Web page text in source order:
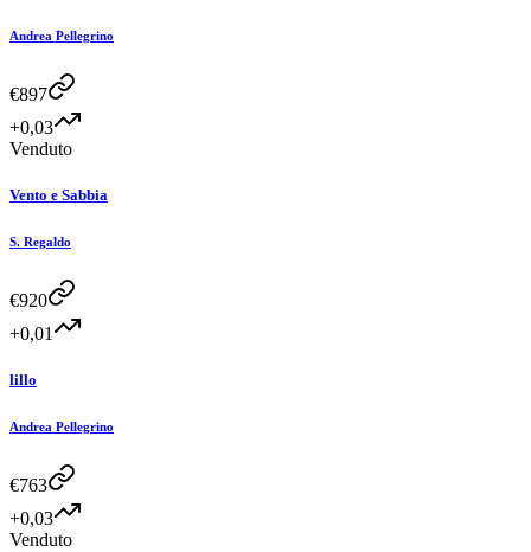
Andrea Pellegrino
€897
+0,03
Venduto
Vento e Sabbia
S. Regaldo
€920
+0,01
lillo
Andrea Pellegrino
€763
+0,03
Venduto